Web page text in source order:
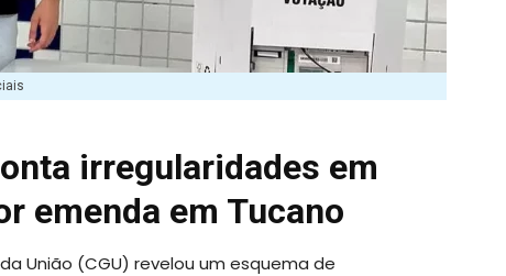
irregularidades em
emenda em Tucano
União (CGU) revelou um esquema de